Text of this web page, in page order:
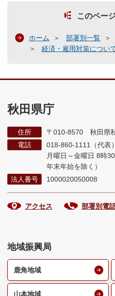
このペー
ホーム 部署別一覧
経済・雇用対策につい
秋田県庁
住所
〒010-8570 秋田県
電話
018-860-1111（代表）
月曜日～金曜日 8時
年末年始を除く）
法人番号
1000020050008
アクセス 部署別電
地域振興局
鹿角地域
山本地域